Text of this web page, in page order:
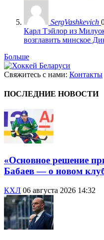
SergVashkevich
Карл Тэйлор из
возглавить минское
Больше
Свяжитесь с нами: Контакты
ПОСЛЕДНИЕ НОВОСТИ
«Основное решение
Бабаев — о новом
КХЛ 06 августа 2026 14:32